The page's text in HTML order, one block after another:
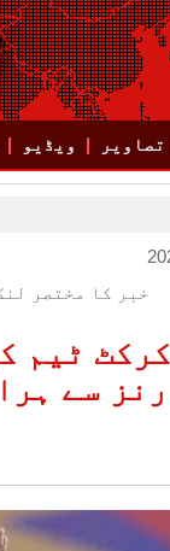
تصاویر ویڈیو
خبر کا مختصر
ٹیم